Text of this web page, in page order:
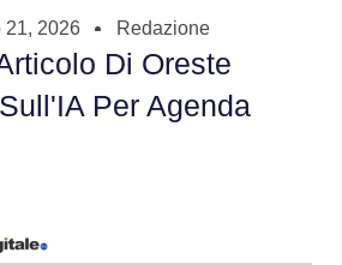
21, 2026 Redazione
Di Oreste
Per Agenda